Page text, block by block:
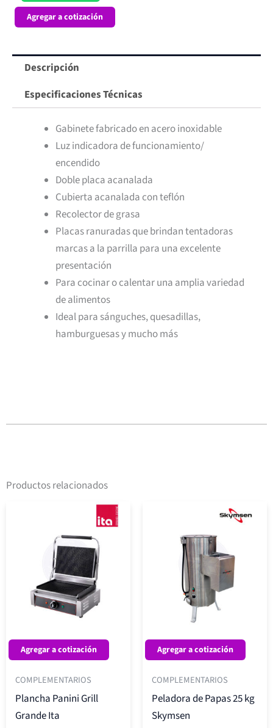
Doble
Ita
Agregar a cotización
Descripción
Especificaciones Técnicas
Gabinete fabricado en acero inoxidable
Luz indicadora de funcionamiento/
encendido
Doble placa acanalada
Cubierta acanalada con teflón
Recolector de grasa
Placas ranuradas que brindan tentadoras
marcas a la parrilla para una excelente
presentación
Para cocinar o calentar una amplia variedad
de alimentos
Ideal para sánguches, quesadillas,
hamburguesas y mucho más
Productos relacionados
Agregar a cotización
COMPLEMENTARIOS
Plancha Panini Grill
Grande Ita
Agregar a cotización
COMPLEMENTARIOS
Peladora de Papas 25 kg
Skymsen